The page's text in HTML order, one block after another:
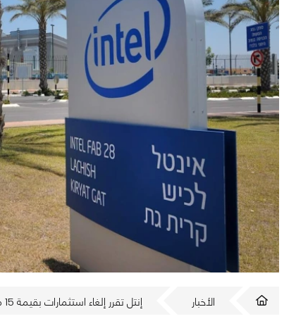
الأخبار إنتل تقرر إلغاء استثمارات بقيمة 15 مليار دولار في دولة الاحتلال!